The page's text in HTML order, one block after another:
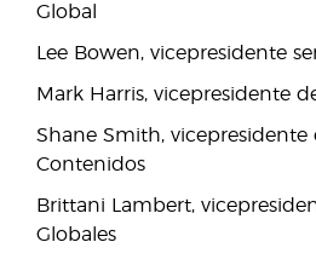
Global
Lee Bowen, vicepresidente
Mark Harris, vicepresidente
Shane Smith,
Contenidos
Brittani Lambert,
Globales